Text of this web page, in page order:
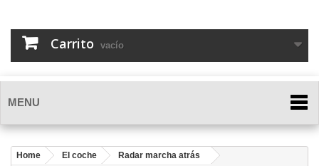
Carrito vacío
MENU
Home El coche
Radar marcha atrás